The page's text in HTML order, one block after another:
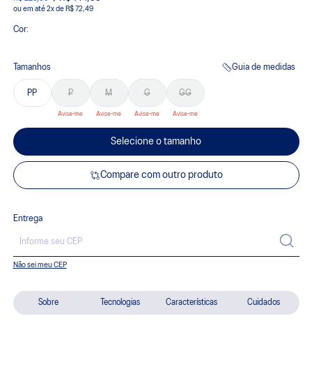
Sobre Tecnologias Características Cuidados
ou 2xde R$ 72,49
Cor:
Tamanhos Guia de medidas
PP P M G GG
Selecione o tamanho
Compare com outro produto
Entrega
Não sei meu CEP